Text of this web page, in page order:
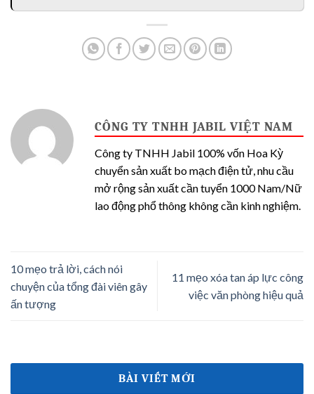
CÔNG TY TNHH JABIL VIỆT NAM
Công ty TNHH Jabil 100% vốn Hoa Kỳ
chuyển sản xuất bo mạch điện tử, nhu cầu
mở rộng sản xuất cần tuyển 1000 Nam/Nữ
lao động phổ thông không cần kinh nghiệm.
10 mẹo trả lời, cách nói
chuyện của tổng đài viên gây
ấn tượng
11 mẹo xóa tan áp lực công
việc văn phòng hiệu quả
BÀI VIẾT MỚI